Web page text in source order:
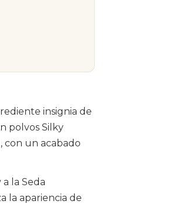
insignia de
polvos Silky
con un acabado
la Seda
la apariencia de